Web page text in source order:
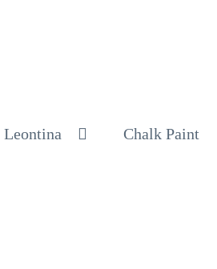
Leontina Chalk Paint